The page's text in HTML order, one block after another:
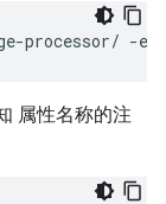
processor/ -e
属性名称的注